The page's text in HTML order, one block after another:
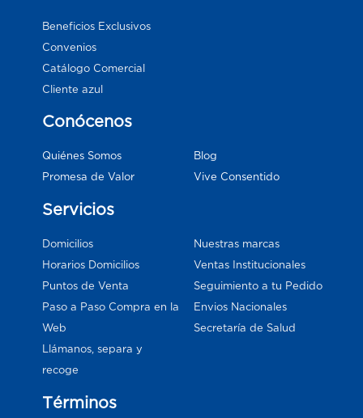
Beneficios Exclusivos
Convenios
Catálogo Comercial
Cliente azul
Conócenos
Quiénes Somos
Promesa de Valor
Blog
Vive Consentido
Servicios
Domicilios
Horarios Domicilios
Puntos de Venta
Paso a Paso Compra en la
Web
Llámanos, separa y
recoge
Nuestras marcas
Ventas Institucionales
Seguimiento a tu Pedido
Envios Nacionales
Secretaría de Salud
Términos